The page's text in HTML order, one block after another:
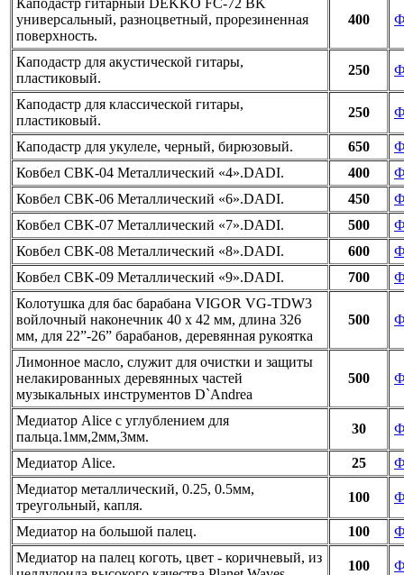
универсальный, разноцветный, прорезиненная
поверхность.
400
Каподастр для акустической гитары,
пластиковый.
250
Каподастр для классической гитары,
пластиковый.
250
Каподастр для укулеле, черный, бирюзовый. 650
Ковбел CBK-04 Металлический «4».DADI.
400
Ковбел CBK-06 Металлический «6».DADI.
450
Ковбел CBK-07 Металлический «7».DADI.
500
Ковбел CBK-08 Металлический «8».DADI.
600
Ковбел CBK-09 Металлический «9».DADI.
700
Колотушка для бас барабана VIGOR VG-TDW3
войлочный наконечник 40 х 42 мм, длина 326
мм, для 22”-26” барабанов, деревянная рукоятка
500
Лимонное масло, служит для очистки и защиты
нелакированных деревянных частей
музыкальных инструментов D`Andrea
500
Медиатор Alice с углублением для
пальца.1мм,2мм,3мм.
30
Медиатор Alice. 25
Медиатор металлический, 0.25, 0.5мм,
треугольный, капля.
100
Медиатор на большой палец. 100
Медиатор на палец коготь, цвет - коричневый, из
100